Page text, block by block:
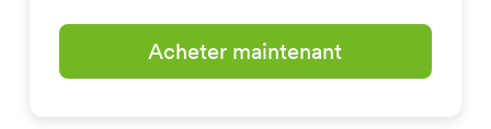
Acheter maintenant